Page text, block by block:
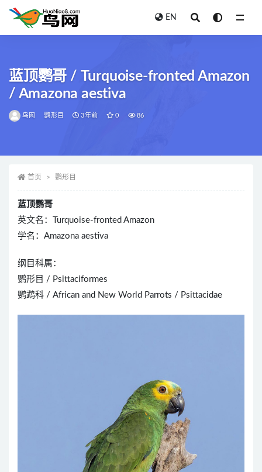
EN
蓝顶鹦哥 / Turquoise-fronted Amazon
/ Amazona aestiva
鸟网 鹦形目 3年前 0 86
首页 鹦形目
蓝顶鹦哥
英文名：Turquoise-fronted Amazon
学名：Amazona aestiva
纲目科属：
鹦形目 / Psittaciformes
鹦鹉科 / African and New World Parrots / Psittacidae